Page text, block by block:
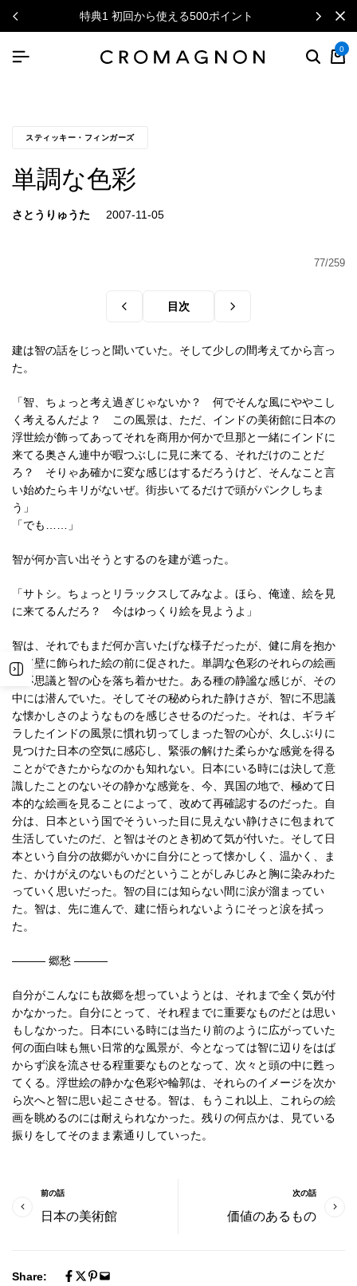
特典1 初回から使える500ポイント
0
スティッキー・フィンガーズ
単調な色彩
さとうりゅうた
77/259
目次
建は智の話をじっと聞いていた。そして少しの間考えてから言っ
た。
「智、ちょっと考え過ぎじゃないか？ 何でそんな風にややこし
く考えるんだよ？ この風景は、ただ、インドの美術館に日本の
浮世絵が飾ってあってそれを商用か何かで旦那と一緒にインドに
来てる奥さん連中が暇つぶしに見に来てる、それだけのことだ
ろ？ そりゃあ確かに変な感じはするだろうけど、そんなこと言
い始めたらキリがないぜ。街歩いてるだけで頭がパンクしちま
う」
「でも……」
智が何か言い出そうとするのを建が遮った。
「サトシ。ちょっとリラックスしてみなよ。ほら、俺達、絵を見
に来てるんだろ？ 今はゆっくり絵を見ようよ」
智は、それでもまだ何か言いたげな様子だったが、健に肩を抱か
れて壁に飾られた絵の前に促された。単調な色彩のそれらの絵画
は不思議と智の心を落ち着かせた。ある種の静謐な感じが、その
中には潜んでいた。そしてその秘められた静けさが、智に不思議
な懐かしさのようなものを感じさせるのだった。それは、ギラギ
ラしたインドの風景に慣れ切ってしまった智の心が、久しぶりに
見つけた日本の空気に感応し、緊張の解けた柔らかな感覚を得る
ことができたからなのかも知れない。日本にいる時には決して意
識したことのないその静かな感覚を、今、異国の地で、極めて日
本的な絵画を見ることによって、改めて再確認するのだった。自
分は、日本という国でそういった目に見えない静けさに包まれて
生活していたのだ、と智はそのとき初めて気が付いた。そして日
本という自分の故郷がいかに自分にとって懐かしく、温かく、ま
た、かけがえのないものだということがしみじみと胸に染みわた
っていく思いだった。智の目には知らない間に涙が溜まってい
た。智は、先に進んで、建に悟られないようにそっと涙を拭っ
た。
――― 郷愁 ―――
自分がこんなにも故郷を想っていようとは、それまで全く気が付
かなかった。自分にとって、それ程までに重要なものだとは思い
もしなかった。日本にいる時には当たり前のように広がっていた
何の面白味も無い日常的な風景が、今となっては智に辺りをはば
からず涙を流させる程重要なものとなって、次々と頭の中に甦っ
てくる。浮世絵の静かな色彩や輪郭は、それらのイメージを次か
ら次へと智に思い起こさせる。智は、もうこれ以上、これらの絵
画を眺めるのには耐えられなかった。残りの何点かは、見ている
振りをしてそのまま素通りしていった。
前の話
日本の美術館
次の話
価値のあるもの
Share: